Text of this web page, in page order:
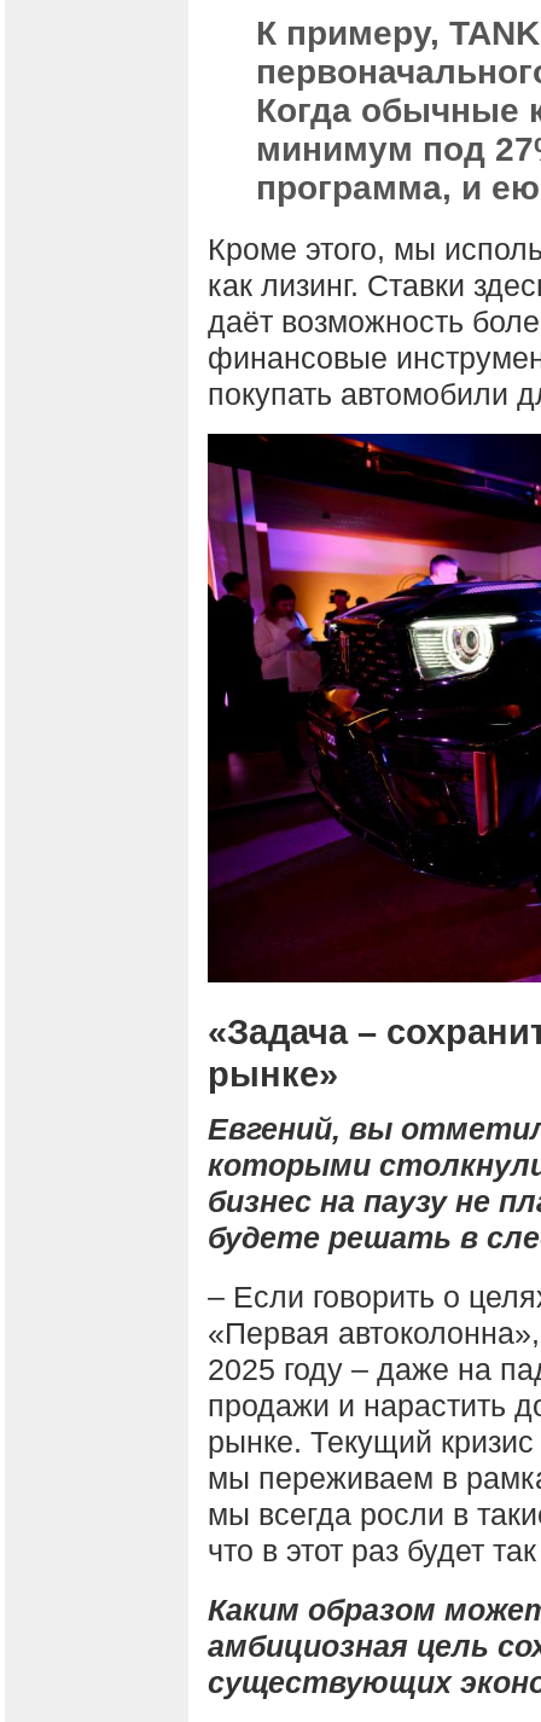
К примеру,
Когда обычные
минимум под
программа, и
Кроме этого, мы
как лизинг. Ставки
даёт возможность
финансовые
покупать автомобили
«Задача –
рынке»
Евгений, вы
которыми
бизнес на паузу не
будете решать в
– Если говорить о
«Первая
2025 году – даже на
продажи и нарастить
рынке. Текущий
мы переживаем в
мы всегда росли в
что в этот раз будет
Каким образом
амбициозная цель
существующих